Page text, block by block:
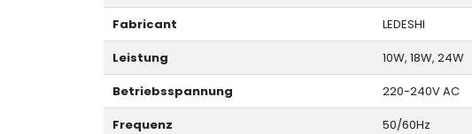
Fabricant
LEDESHI
Leistung
10W, 18W, 24W
Betriebsspannung
220-240V AC
Frequenz
50/60Hz